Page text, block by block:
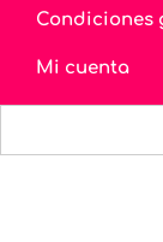
Condiciones
Mi cuenta